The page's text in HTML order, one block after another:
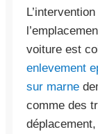
voiture est
enlevement
sur marne
comme des